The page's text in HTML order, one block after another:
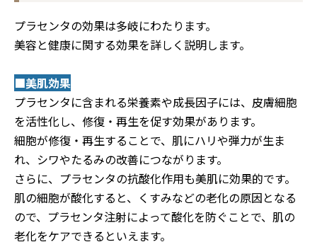
プラセンタの効果は多岐にわたります。
美容と健康に関する効果を詳しく説明します。
■美肌効果
プラセンタに含まれる栄養素や成長因子には、皮膚細胞
を活性化し、修復・再生を促す効果があります。
細胞が修復・再生することで、肌にハリや弾力が生ま
れ、シワやたるみの改善につながります。
さらに、プラセンタの抗酸化作用も美肌に効果的です。
肌の細胞が酸化すると、くすみなどの老化の原因となる
ので、プラセンタ注射によって酸化を防ぐことで、肌の
老化をケアできるといえます。